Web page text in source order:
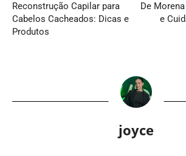
Reconstrução Capilar para
Cabelos Cacheados: Dicas e
Produtos
De
e
joyce